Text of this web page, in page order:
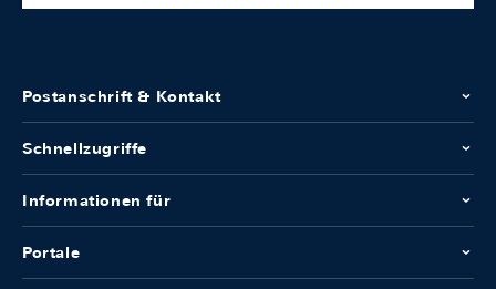
Postanschrift & Kontakt
Schnellzugriffe
Informationen für
Portale